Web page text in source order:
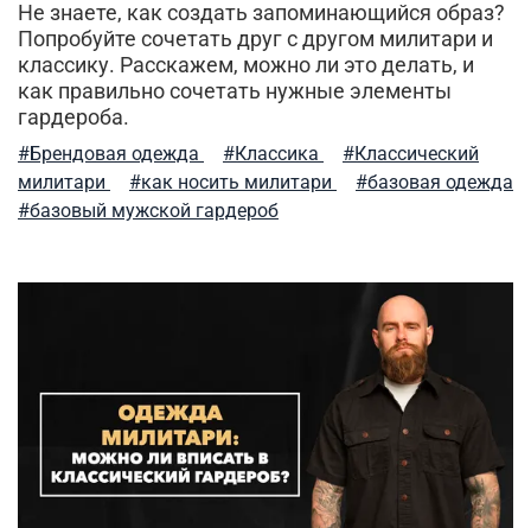
кэжуал или уличный милитари
милитари аксессуары универсальные футболки
аляска рубашка
модные тренды мужские рубашки
весенние милитари образы
активная одежда милитари
фирменные бренды
парка
мужские аксессуары спортивный милитари
футболка stone island демисезонная одежда
Не знаете, как создать запоминающийся образ?
Попробуйте сочетать друг с другом милитари и
классику. Расскажем, можно ли это делать, и
как правильно сочетать нужные элементы
гардероба.
#Брендовая одежда #Классика
#Классический
милитари
#как носить милитари
#базовая одежда
#базовый мужской гардероб